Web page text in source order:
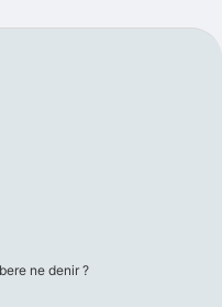
ne denir ?